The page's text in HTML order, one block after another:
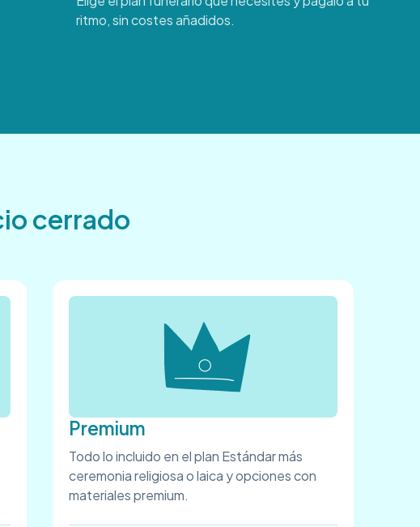
ritmo, sin costes añadidos.
cerrado
Premium
Todo lo incluido en el plan Estándar más
ceremonia religiosa o laica y opciones con
materiales premium.